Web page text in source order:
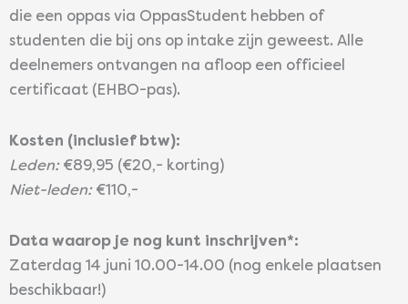
die een oppas via OppasStudent hebben of
studenten die bij ons op intake zijn geweest. Alle
deelnemers ontvangen na afloop een officieel
certificaat (EHBO-pas).
Kosten (inclusief btw):
Leden:€89,95 (€20,- korting)
Niet-leden: €110,-
Data waarop je nog kunt inschrijven*:
Zaterdag 14 juni 10.00-14.00 (nog enkele plaatsen
beschikbaar!)